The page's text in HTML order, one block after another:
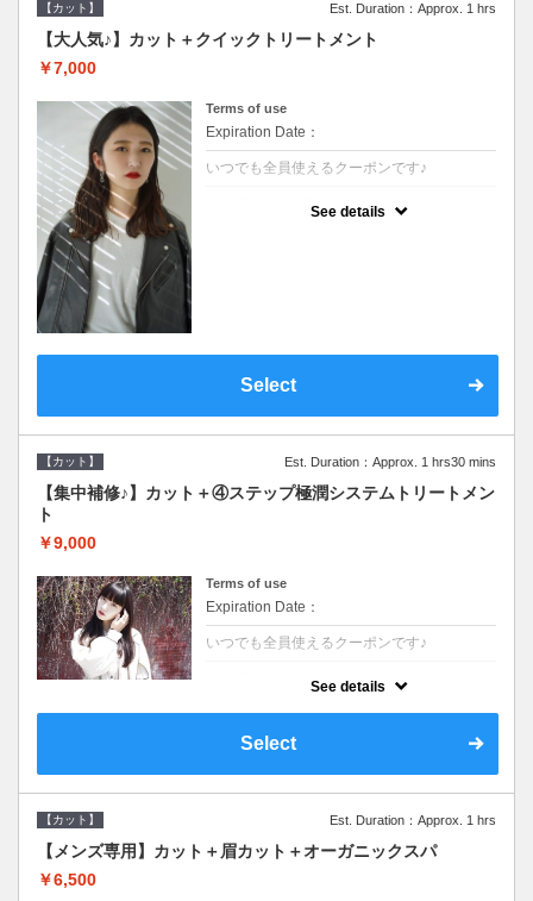
【カット】 Est. Duration：Approx. 1 hrs
【大人気♪】カット＋クイックトリートメント
￥7,000
Terms of use
Expiration Date：
いつでも全員使えるクーポンです♪
See details
Select
【カット】 Est. Duration：Approx. 1 hrs30 mins
【集中補修♪】カット＋④ステップ極潤システムトリートメン
ト
￥9,000
Terms of use
Expiration Date：
いつでも全員使えるクーポンです♪
ら修復し美髪へと導く最新4stepトリートメ
ント☆内側からしっかり修復したい方に♪
See details
Select
【カット】 Est. Duration：Approx. 1 hrs
【メンズ専用】カット＋眉カット＋オーガニックスパ
￥6,500